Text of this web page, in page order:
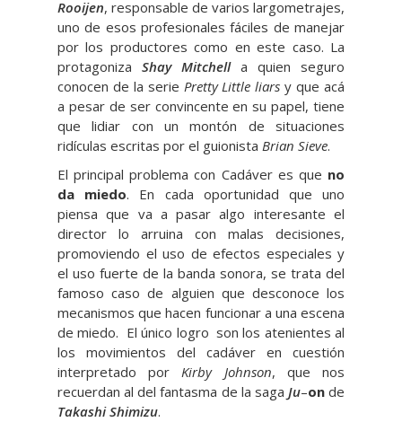
Rooijen, responsable de varios largometrajes,
uno de esos profesionales fáciles de manejar
por los productores como en este caso. La
protagoniza Shay Mitchella quien seguro
conocen de la serie Pretty Little liars y que acá
a pesar de ser convincente en su papel, tiene
que lidiar con un montón de situaciones
ridículas escritas por el guionista Brian Sieve.
El principal problema con Cadáver es que no
da miedo. En cada oportunidad que uno
piensa que va a pasar algo interesante el
director lo arruina con malas decisiones,
promoviendo el uso de efectos especiales y
el uso fuerte de la banda sonora, se trata del
famoso caso de alguien que desconoce los
mecanismos que hacen funcionar a una escena
de miedo. El único logro son los atenientes al
los movimientos del cadáver en cuestión
interpretado porKirby Johnson, que nos
recuerdan al del fantasma de la saga Ju–onde
Takashi Shimizu.